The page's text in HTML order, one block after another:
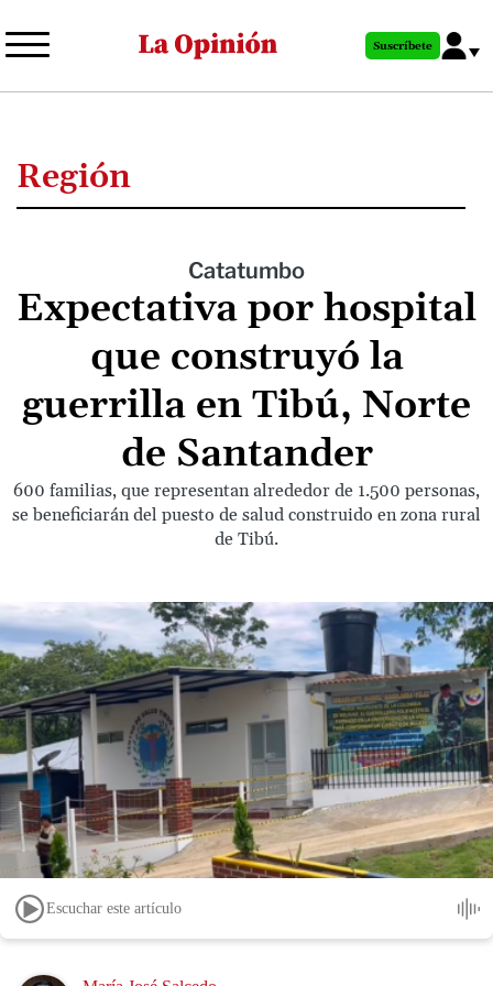
al
principal
Suscríbete
Región
Catatumbo
Expectativa por hospital
que construyó la
guerrilla en Tibú, Norte
de Santander
600 familias, que representan alrededor de 1.500 personas,
se beneficiarán del puesto de salud construido en zona rural
de Tibú.
Escuchar este artículo